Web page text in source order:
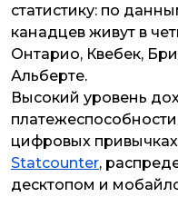
статистику: по
канадцев живут в
Онтарио, Квебек,
Альберте.
Высокий уровень
цифровых
Statcounter,
десктопом и